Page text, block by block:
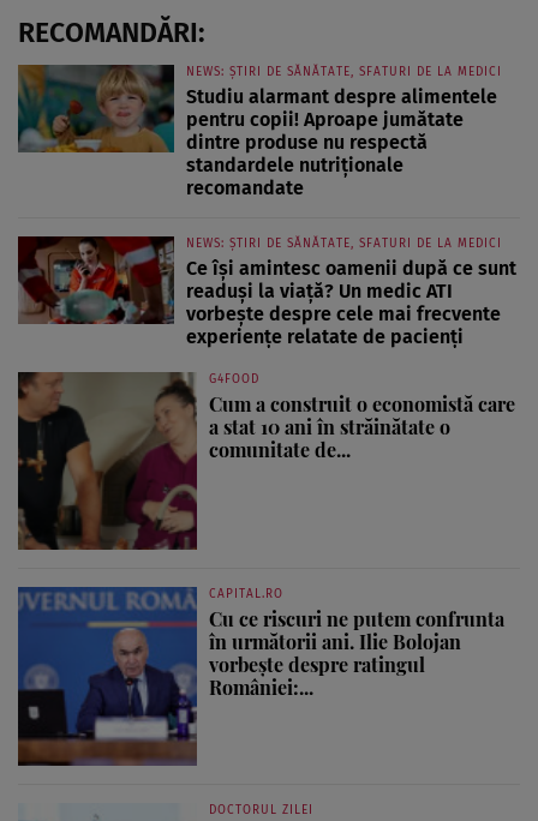
RECOMANDĂRI:
NEWS: ȘTIRI DE SĂNĂTATE, SFATURI DE LA MEDICI
Studiu alarmant despre alimentele
pentru copii! Aproape jumătate
dintre produse nu respectă
standardele nutriționale
recomandate
NEWS: ȘTIRI DE SĂNĂTATE, SFATURI DE LA MEDICI
Ce își amintesc oamenii după ce sunt
readuși la viață? Un medic ATI
vorbește despre cele mai frecvente
experiențe relatate de pacienți
G4FOOD
Cum a construit o economistă care
a stat 10 ani în străinătate o
comunitate de...
CAPITAL.RO
Cu ce riscuri ne putem confrunta
în următorii ani. Ilie Bolojan
vorbește despre ratingul
României:...
DOCTORUL ZILEI